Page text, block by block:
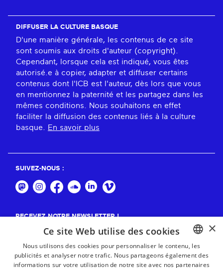
DIFFUSER LA CULTURE BASQUE
D'une manière générale, les contenus de ce site
sont soumis aux droits d'auteur (copyright).
Cependant, lorsque cela est indiqué, vous êtes
autorisé.e à copier, adapter et diffuser certains
contenus dont l'ICB est l'auteur, dès lors que vous
en mentionnez la paternité et les partagez dans les
mêmes conditions. Nous souhaitons en effet
faciliter la diffusion des contenus liés à la culture
basque. En savoir plus
SUIVEZ-NOUS :
RECEVEZ NOTRE NEWSLETTER !
BASQUE
×
Ce site Web utilise des cookies
Nous utilisons des cookies pour personnaliser le contenu, les
publicités et analyser notre trafic. Nous partageons également des
informations sur votre utilisation de notre site avec nos partenaires